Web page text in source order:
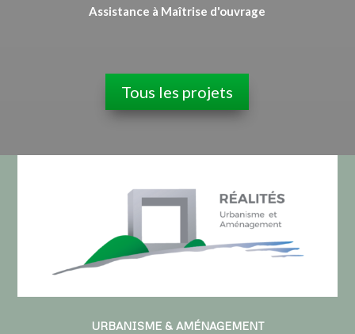
Assistance à Maîtrise d'ouvrage
Tous les projets
URBANISME & AMÉNAGEMENT